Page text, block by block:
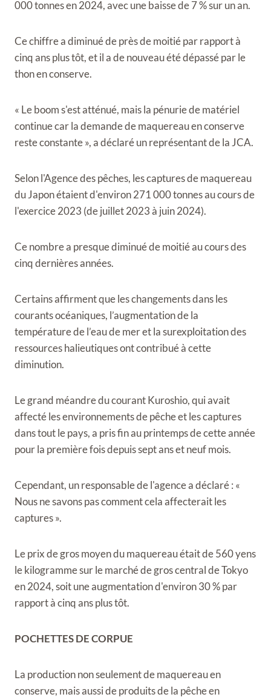
000 tonnes en 2024, avec une baisse de 7 % sur un an.
Ce chiffre a diminué de près de moitié par rapport à
cinq ans plus tôt, et il a de nouveau été dépassé par le
thon en conserve.
« Le boom s'est atténué, mais la pénurie de matériel
continue car la demande de maquereau en conserve
reste constante », a déclaré un représentant de la JCA.
Selon l'Agence des pêches, les captures de maquereau
du Japon étaient d'environ 271 000 tonnes au cours de
l'exercice 2023 (de juillet 2023 à juin 2024).
Ce nombre a presque diminué de moitié au cours des
cinq dernières années.
Certains affirment que les changements dans les
courants océaniques, l’augmentation de la
température de l’eau de mer et la surexploitation des
ressources halieutiques ont contribué à cette
diminution.
Le grand méandre du courant Kuroshio, qui avait
affecté les environnements de pêche et les captures
dans tout le pays, a pris fin au printemps de cette année
pour la première fois depuis sept ans et neuf mois.
Cependant, un responsable de l'agence a déclaré : «
Nous ne savons pas comment cela affecterait les
captures ».
Le prix de gros moyen du maquereau était de 560 yens
le kilogramme sur le marché de gros central de Tokyo
en 2024, soit une augmentation d'environ 30 % par
rapport à cinq ans plus tôt.
POCHETTES DE CORPUE
La production non seulement de maquereau en
conserve, mais aussi de produits de la pêche en